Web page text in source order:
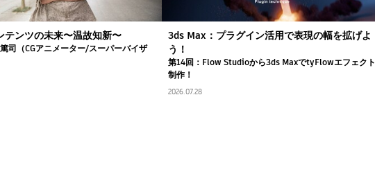
テンツの未来〜温故知新〜
司（CGアニメーター/スーパーバイザ
3ds Max：プラグイン活用で表現の幅を拡げよ
う！
第14回：Flow Studioから3ds MaxでtyFlowエフェクト
制作！
2026.07.28